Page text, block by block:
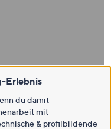
Erlebnis
du damit
mit
& profilbildende